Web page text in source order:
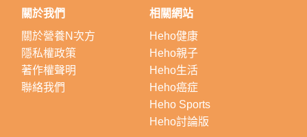
關於我們
關於營養N次方
隱私權政策
著作權聲明
聯絡我們
相關網站
Heho健康
Heho親子
Heho生活
Heho癌症
Heho Sports
Heho討論版